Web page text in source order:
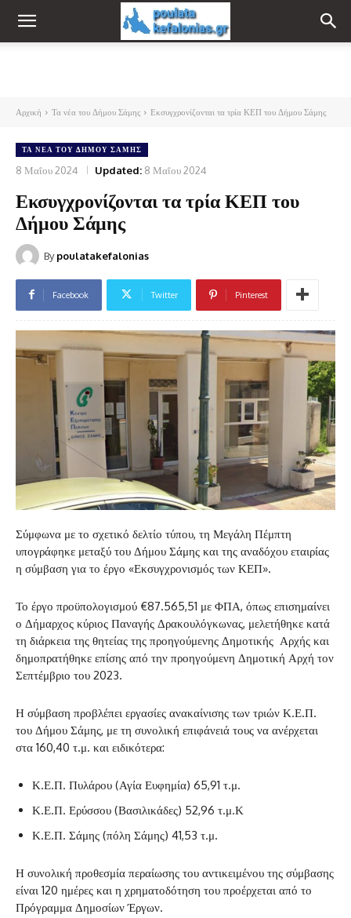
Αρχική Τα νέα του Δήμου Σάμης Εκσυγχρονίζονται τα τρία ΚΕΠ του Δήμου Σάμης
ΤΑ ΝΈΑ ΤΟΥ ΔΉΜΟΥ ΣΆΜΗΣ
8 Μαΐου 2024 Updated: 8 Μαΐου 2024
Εκσυγχρονίζονται τα τρία ΚΕΠ του
Δήμου Σάμης
By poulatakefalonias
Facebook Twitter Pinterest
Σύμφωνα με το σχετικό δελτίο τύπου, τη Μεγάλη Πέμπτη
υπογράφηκε μεταξύ του Δήμου Σάμης και της αναδόχου εταιρίας
η σύμβαση για το έργο «Εκσυγχρονισμός των ΚΕΠ».
Το έργο προϋπολογισμού €87.565,51 με ΦΠΑ, όπως επισημαίνει
ο Δήμαρχος κύριος Παναγής Δρακουλόγκωνας, μελετήθηκε κατά
τη διάρκεια της θητείας της προηγούμενης Δημοτικής Αρχής και
δημοπρατήθηκε επίσης από την προηγούμενη Δημοτική Αρχή τον
Σεπτέμβριο του 2023.
Η σύμβαση προβλέπει εργασίες ανακαίνισης των τριών Κ.Ε.Π.
του Δήμου Σάμης, με τη συνολική επιφάνειά τους να ανέρχεται
στα 160,40 τ.μ. και ειδικότερα:
Κ.Ε.Π. Πυλάρου (Αγία Ευφημία) 65,91 τ.μ.
Κ.Ε.Π. Ερύσσου (Βασιλικάδες) 52,96 τ.μ.Κ
Κ.Ε.Π. Σάμης (πόλη Σάμης) 41,53 τ.μ.
Η συνολική προθεσμία περαίωσης του αντικειμένου της σύμβασης
είναι 120 ημέρες και η χρηματοδότηση του προέρχεται από το
Πρόγραμμα Δημοσίων Έργων.